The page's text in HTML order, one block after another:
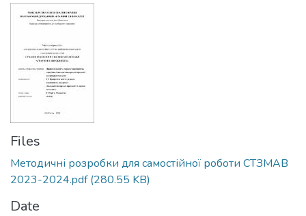
Files
Методичні розробки для самостійної роботи СТЗМАВ
2023-2024.pdf(280.55 KB)
Date